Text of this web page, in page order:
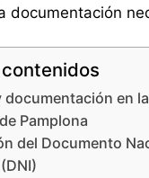
documentación
documentación en
Pamplona
del Documento